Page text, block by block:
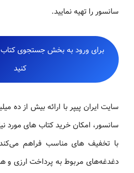
سانسور را تهیه نمایید.
برای ورود به بخش جستجوی کتاب
کنید
سایت ایران پیپر با ارائه بیش از ده
سانسور، امکان خرید کتاب های مورد
با تخفیف های مناسب فراهم
دغدغه‌های مربوط به پرداخت ارزی و